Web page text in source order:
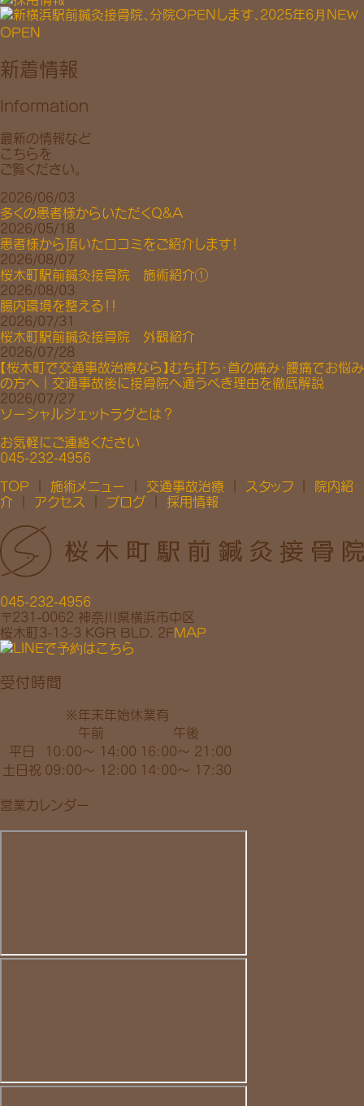
お知らせや
お役立ち情報など
新着情報
Information
最新の情報など
こちらを
ご覧ください。
2026/06/03
多くの患者様からいただくQ&A
2026/05/18
患者様から頂いた口コミをご紹介します！
2026/08/07
桜木町駅前鍼灸接骨院 施術紹介①
2026/08/03
腸内環境を整える！！
2026/07/31
桜木町駅前鍼灸接骨院 外観紹介
2026/07/28
【桜木町で交通事故治療なら】むち打ち・首の痛み・腰痛でお悩み
の方へ｜交通事故後に接骨院へ通うべき理由を徹底解説
2026/07/27
ソーシャルジェットラグとは？
TOP 施術メニュー 交通事故治療 スタッフ
院内紹
介
アクセス ブログ 採用情報
045-232-4956
〒231-0062 神奈川県横浜市中区
桜木町3-13-3 KGR BLD. 2FMAP
受付時間
午前
午後
平日
10:00～ 14:00 16:00～ 21:00
土日祝 09:00～ 12:00 14:00～ 17:30
※年末年始休業有
営業カレンダー